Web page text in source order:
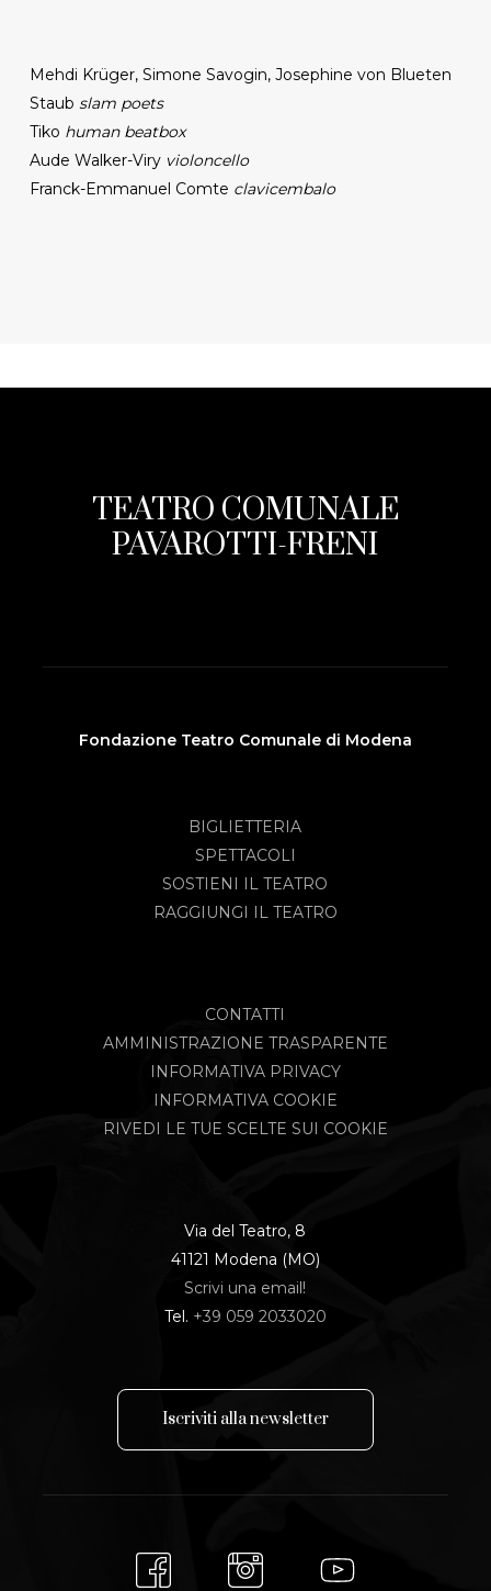
Mehdi Krüger, Simone Savogin, Josephine von Blueten
Staub slam poets
Tiko human beatbox
Aude Walker-Viry violoncello
Franck-Emmanuel Comte clavicembalo
TEATRO COMUNALE
PAVAROTTI-FRENI
Fondazione Teatro Comunale di Modena
BIGLIETTERIA
SPETTACOLI
SOSTIENI IL TEATRO
RAGGIUNGI IL TEATRO
CONTATTI
AMMINISTRAZIONE TRASPARENTE
INFORMATIVA PRIVACY
INFORMATIVA COOKIE
RIVEDI LE TUE SCELTE SUI COOKIE
Via del Teatro, 8
41121 Modena (MO)
Scrivi una email!
Tel. +39 059 2033020
Iscriviti allanewsletter